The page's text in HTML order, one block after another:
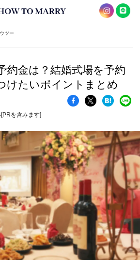
ツー
約金は？結婚式場を予約
けたいポイントまとめ
[PRを含みます]